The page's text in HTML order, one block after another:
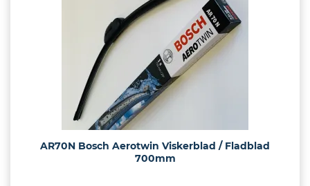
AR70N Bosch Aerotwin Viskerblad / Fladblad
700mm